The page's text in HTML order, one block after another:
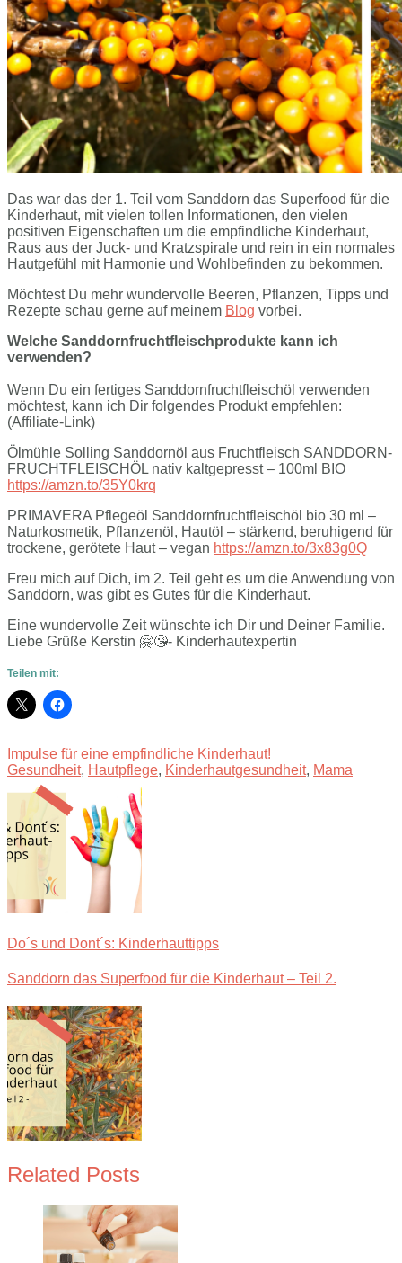
Das war das der 1. Teil vom Sanddorn das Superfood für die
Kinderhaut, mit vielen tollen Informationen, den vielen
positiven Eigenschaften um die empfindliche Kinderhaut,
Raus aus der Juck- und Kratzspirale und rein in ein normales
Hautgefühl mit Harmonie und Wohlbefinden zu bekommen.
Möchtest Du mehr wundervolle Beeren, Pflanzen, Tipps und
Rezepte schau gerne auf meinem Blog vorbei.
Welche Sanddornfruchtfleischprodukte kann ich
verwenden?
Wenn Du ein fertiges Sanddornfruchtfleischöl verwenden
möchtest, kann ich Dir folgendes Produkt empfehlen:
(Affiliate-Link)
Ölmühle Solling Sanddornöl aus Fruchtfleisch SANDDORN-
FRUCHTFLEISCHÖL nativ kaltgepresst – 100ml BIO
https://amzn.to/35Y0krq
PRIMAVERA Pflegeöl Sanddornfruchtfleischöl bio 30 ml –
Naturkosmetik, Pflanzenöl, Hautöl – stärkend, beruhigend für
trockene, gerötete Haut – vegan https://amzn.to/3x83g0Q
Freu mich auf Dich, im 2. Teil geht es um die Anwendung von
Sanddorn, was gibt es Gutes für die Kinderhaut.
Eine wundervolle Zeit wünschte ich Dir und Deiner Familie.
Liebe Grüße Kerstin 🤗😘- Kinderhautexpertin
Teilen mit:
Impulse für eine empfindliche Kinderhaut!
Gesundheit, Hautpflege, Kinderhautgesundheit, Mama
Do´s und Dont´s: Kinderhauttipps
Sanddorn das Superfood für die Kinderhaut – Teil 2.
Related Posts